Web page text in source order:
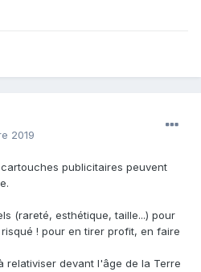
2019
publicitaires peuvent
(rareté, esthétique, taille...) pour
! pour en tirer profit, en faire
relativiser devant l'âge de la Terre